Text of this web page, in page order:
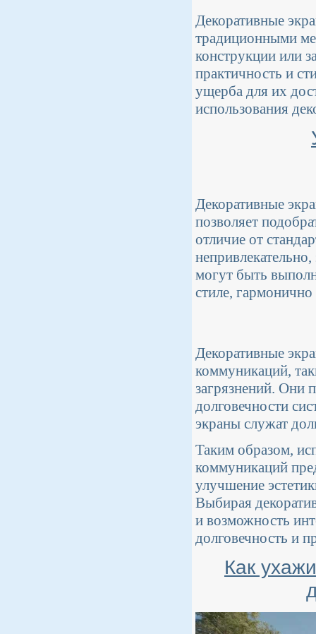
Декоративные
традиционными
конструкции или
практичность и
ущерба для их
использования
Декоративные
позволяет
отличие от
могут быть
стиле,
Декоративные
коммуникаций,
загрязнений. Они
долговечности
экраны служат
Таким образом,
коммуникаций
улучшение
Выбирая
и возможность
долговечность и
Как